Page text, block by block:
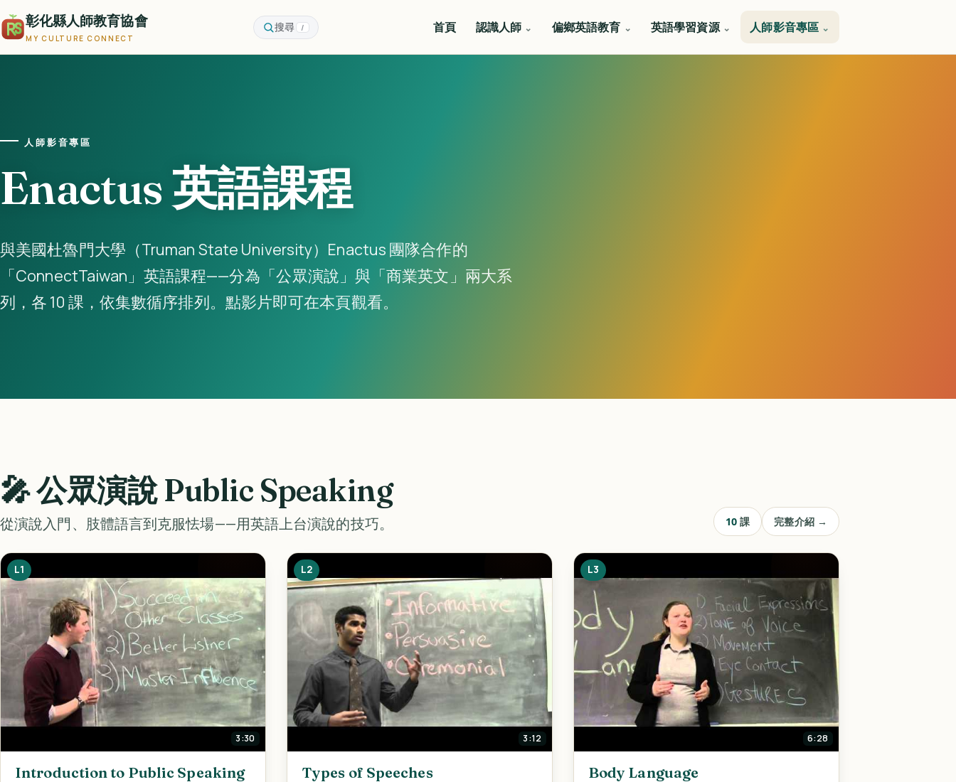
彰化縣人師教育協會
MY CULTURE CONNECT
搜尋 / 首頁 認識人師 偏鄉英語教育 英語學習資源 人師影音專區
人師影音專區
Enactus 英語課程
與美國杜魯門大學（Truman State University）Enactus 團隊合作的
「ConnectTaiwan」英語課程——分為「公眾演說」與「商業英文」兩大系
列，各 10 課，依集數循序排列。點影片即可在本頁觀看。
🎤公眾演說 Public Speaking
從演說入門、肢體語言到克服怯場——用英語上台演說的技巧。 10 課 完整介紹 →
3:30
L1
Introduction to Public Speaking
3:12
L2
Types of Speeches
6:28
L3
Body Language